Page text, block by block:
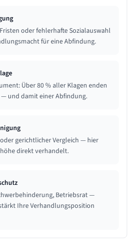
oder fehlerhafte Sozialauswahl
für eine Abfindung.
Über 80 % aller Klagen enden
und damit einer Abfindung.
gerichtlicher Vergleich — hier
direkt verhandelt.
Betriebsrat —
Ihre Verhandlungsposition